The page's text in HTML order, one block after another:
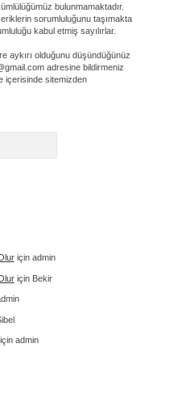
bulunmamaktadır.
sorumluluğunu taşımakta
kabul etmiş sayılırlar.
aykırı olduğunu düşündüğünüz
adresine bildirmeniz
içerisinde sitemizden
için admin
için Bekir
admin